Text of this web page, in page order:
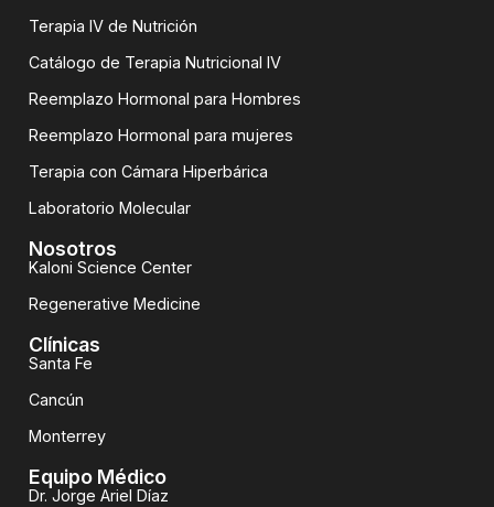
Terapia IV de Nutrición
Catálogo de Terapia Nutricional IV
Reemplazo Hormonal para Hombres
Reemplazo Hormonal para mujeres
Terapia con Cámara Hiperbárica
Laboratorio Molecular
Nosotros
Kaloni Science Center
Regenerative Medicine
Clínicas
Santa Fe
Cancún
Monterrey
Equipo Médico
Dr. Jorge Ariel Díaz